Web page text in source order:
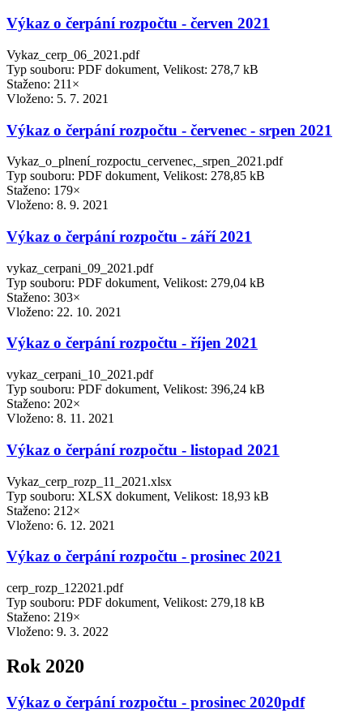
Výkaz o čerpání rozpočtu - červen 2021
Vykaz_cerp_06_2021.pdf
Typ souboru: PDF dokument, Velikost: 278,7 kB
Staženo: 211×
Vloženo: 5. 7. 2021
Výkaz o čerpání rozpočtu - červenec - srpen 2021
Vykaz_o_plnení_rozpoctu_cervenec,_srpen_2021.pdf
Typ souboru: PDF dokument, Velikost: 278,85 kB
Staženo: 179×
Vloženo: 8. 9. 2021
Výkaz o čerpání rozpočtu - září 2021
vykaz_cerpani_09_2021.pdf
Typ souboru: PDF dokument, Velikost: 279,04 kB
Staženo: 303×
Vloženo: 22. 10. 2021
Výkaz o čerpání rozpočtu - říjen 2021
vykaz_cerpani_10_2021.pdf
Typ souboru: PDF dokument, Velikost: 396,24 kB
Staženo: 202×
Vloženo: 8. 11. 2021
Výkaz o čerpání rozpočtu - listopad 2021
Vykaz_cerp_rozp_11_2021.xlsx
Typ souboru: XLSX dokument, Velikost: 18,93 kB
Staženo: 212×
Vloženo: 6. 12. 2021
Výkaz o čerpání rozpočtu - prosinec 2021
cerp_rozp_122021.pdf
Typ souboru: PDF dokument, Velikost: 279,18 kB
Staženo: 219×
Vloženo: 9. 3. 2022
Rok 2020
Výkaz o čerpání rozpočtu - prosinec 2020pdf